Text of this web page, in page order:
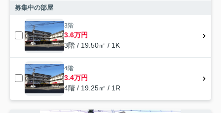
募集中の部屋
3階
3.6万円
3階 / 19.50㎡ / 1K
4階
3.4万円
4階 / 19.25㎡ / 1R